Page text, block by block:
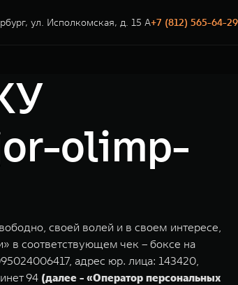
ул. Исполкомская, д. 15 А+7 (812) 565-64-29
olimp-
своей волей и в своем интересе,
в соответствующем чек – боксе на
адрес юр. лица: 143420,
94 (далее - «Оператор персональных